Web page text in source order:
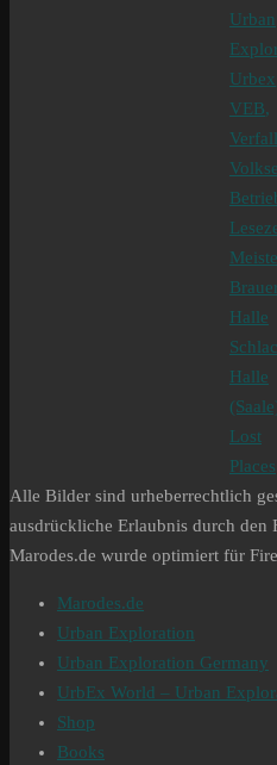
Urban
Urbex
VEB,
Verfall
Halle
Halle
Lost
Places
Alle Bilder sind urheberrechtlich
ausdrückliche Erlaubnis durch den
Marodes.de wurde optimiert für
Marodes.de
Urban Exploration
Urban Exploration Germany
UrbEx World – Urban
Shop
Books